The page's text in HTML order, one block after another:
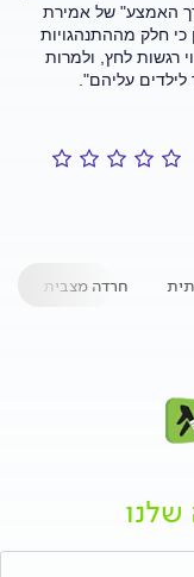
האמצע" של אמירת
חלק מההתנהגויות
רגשות לחץ, ולמרות
לילדים עליהם".
חרדה מצבית